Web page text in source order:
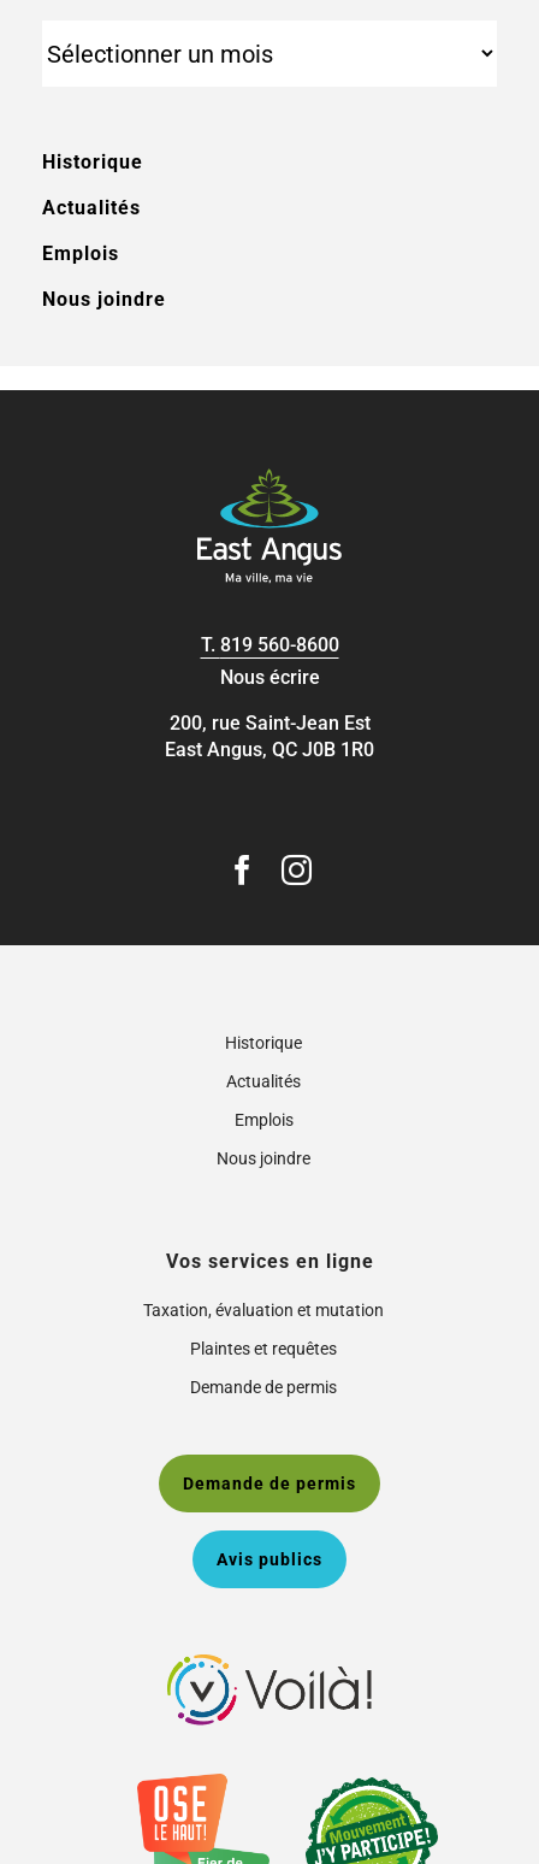
Historique
Actualités
Emplois
Nous joindre
T. 819 560-8600
Nous écrire
200, rue Saint-Jean Est
East Angus, QC J0B 1R0
Historique
Actualités
Emplois
Nous joindre
Vos services en ligne
Taxation, évaluation et mutation
Plaintes et requêtes
Demande de permis
Demande de permis
Avis publics